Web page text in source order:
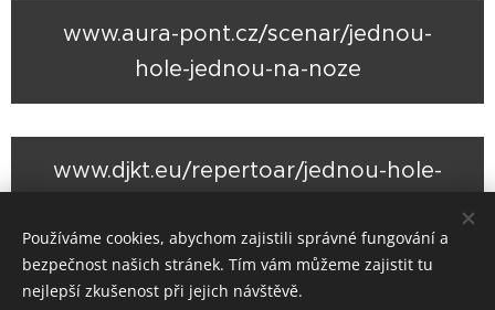
www.aura-pont.cz/scenar/jednou-
hole-jednou-na-noze
www.djkt.eu/repertoar/jednou-hole-
Používáme cookies, abychom zajistili správné fungování a
bezpečnost našich stránek. Tím vám můžeme zajistit tu
nejlepší zkušenost při jejich návštěvě.